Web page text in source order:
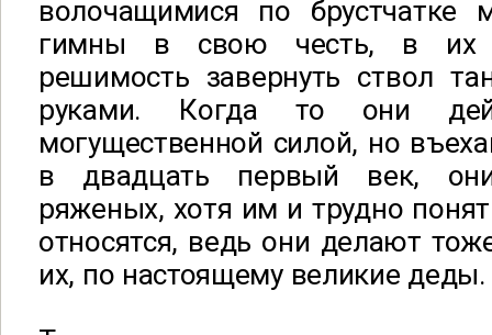
волочащимися по
гимны в свою честь, в их
решимость завернуть ствол
руками. Когда то они
могущественной силой, но
в двадцать первый век,
ряженых, хотя им и трудно
относятся, ведь они делают
их, по настоящему великие деды.